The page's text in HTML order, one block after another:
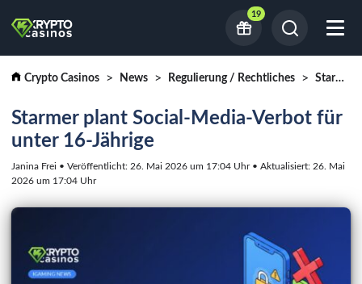
19
Crypto Casinos News Regulierung / Rechtliches Starmer plant Social-Media-Verbot für unter 16-Jährige
Starmer plant Social-Media-Verbot für
unter 16-Jährige
Janina Frei • Veröffentlicht: 26. Mai 2026 um 17:04 Uhr • Aktualisiert: 26. Mai
2026 um 17:04 Uhr